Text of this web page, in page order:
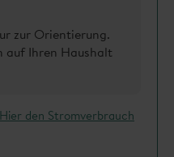
zur Orientierung.
auf Ihren Haushalt
den Stromverbrauch